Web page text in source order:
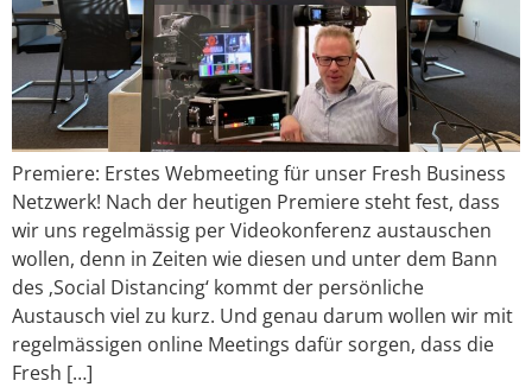
Premiere: Erstes Webmeeting für unser Fresh Business
Netzwerk! Nach der heutigen Premiere steht fest, dass
wir uns regelmässig per Videokonferenz austauschen
wollen, denn in Zeiten wie diesen und unter dem Bann
des ‚Social Distancing‘ kommt der persönliche
Austausch viel zu kurz. Und genau darum wollen wir mit
regelmässigen online Meetings dafür sorgen, dass die
Fresh […]